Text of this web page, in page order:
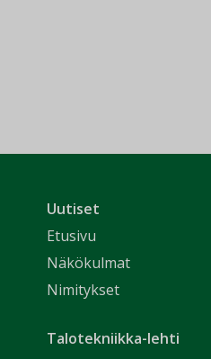
Uutiset
Etusivu
Näkökulmat
Nimitykset
Talotekniikka-lehti